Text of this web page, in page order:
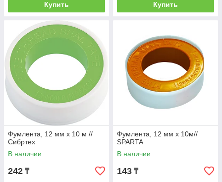
Купить Купить
Фумлента, 12 мм х 10 м //
Сибртех
В наличии
242 ₸
Фумлента, 12 мм х 10м//
SPARTA
В наличии
143 ₸